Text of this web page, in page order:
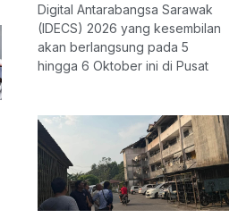
Digital Antarabangsa Sarawak
(IDECS) 2026 yang kesembilan
akan berlangsung pada 5
hingga 6 Oktober ini di Pusat